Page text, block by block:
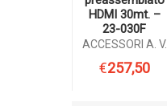
HDMI 30mt. –
23-030F
ACCESSORI A. V.
€257,50